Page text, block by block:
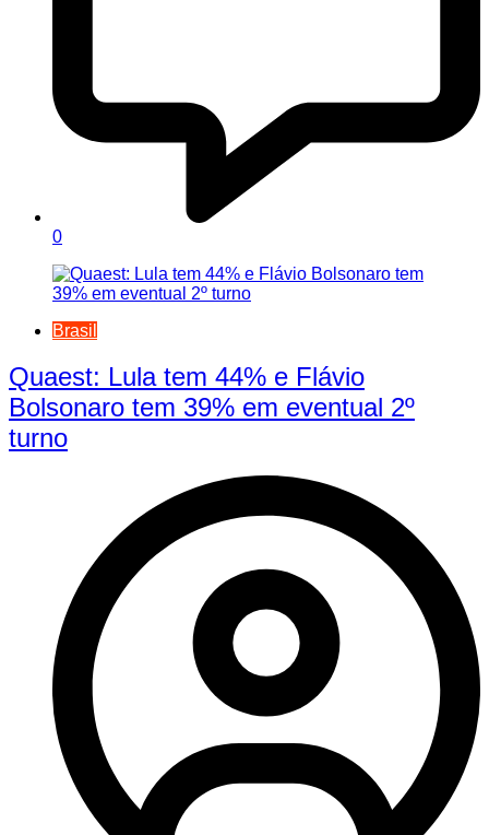
0
Brasil
Quaest: Lula tem 44% e Flávio
Bolsonaro tem 39% em eventual 2º
turno